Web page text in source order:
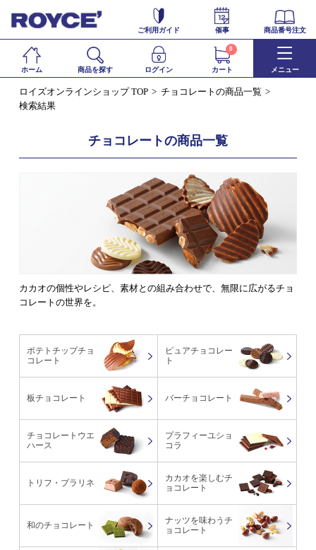
ご利用ガイド 催事 商品番号注文
ホーム 商品を探す ログイン カート
0
メニュー
ロイズオンラインショップ TOP
チョコレートの商品一覧
検索結果
チョコレートの商品一覧
カカオの個性やレシピ、素材との組み合わせで、無限に広がるチョ
コレートの世界を。
ポテトチップチョ
コレート
ピュアチョコレー
ト
板チョコレート バーチョコレート
チョコレートウエ
ハース
プラフィーユショ
コラ
トリフ・プラリネ
カカオを楽しむチ
ョコレート
和のチョコレート
ナッツを味わうチ
ョコレート